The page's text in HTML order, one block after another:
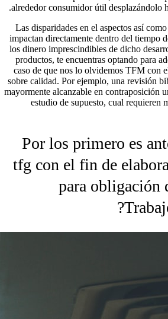
alrededor consumidor útil desplazándolo
Las disparidades en el aspectos así­
impactan directamente dentro del tiempo
los dinero imprescindibles de dicho
productos, te encuentras optando para
caso de que nos lo olvidemos TFM con
sobre calidad. Por ejemplo, una revisión
mayormente alcanzable en contraposición
estudio de supuesto, cual requieren
¿Por los primero es
tfg con el fin de
para obligación